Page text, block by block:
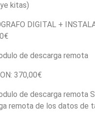
kitas)
DIGITAL +
de descarga remota
370,00€
de descarga remota
remota de los datos de